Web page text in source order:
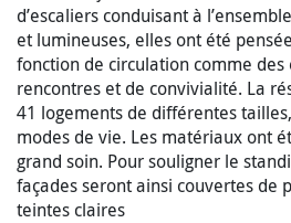
d’escaliers conduisant à
et lumineuses, elles ont été
fonction de circulation comme des
rencontres et de convivialité. La
41 logements de différentes
modes de vie. Les matériaux ont
grand soin. Pour souligner le
façades seront ainsi couvertes de
teintes claires